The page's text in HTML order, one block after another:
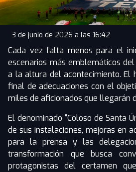
3 de junio de 2026 a las 16:42
Cada vez falta menos para el
escenarios más emblemáticos
a la altura del acontecimiento. El
final de adecuaciones con el
miles de aficionados que llegarán
El denominado “Coloso de Santa
de sus instalaciones, mejoras en
para la prensa y las
transformación que busca
protagonistas del certamen